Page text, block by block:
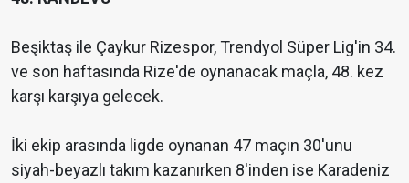
Beşiktaş ile Çaykur Rizespor, Trendyol Süper Lig'in 34.
ve son haftasında Rize'de oynanacak maçla, 48. kez
karşı karşıya gelecek.
İki ekip arasında ligde oynanan 47 maçın 30'unu
siyah-beyazlı takım kazanırken 8'inden ise Karadeniz